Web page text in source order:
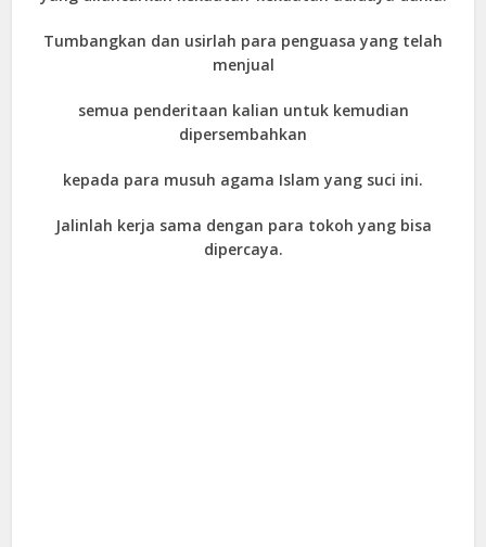
Tumbangkan dan usirlah para penguasa yang telah
menjual
semua penderitaan kalian untuk kemudian
dipersembahkan
kepada para musuh agama Islam yang suci ini.
Jalinlah kerja sama dengan para tokoh yang bisa
dipercaya.